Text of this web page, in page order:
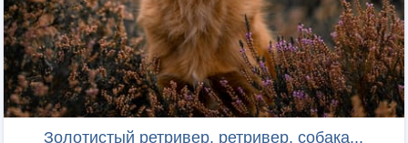
Золотистый ретривер, ретривер, собака...